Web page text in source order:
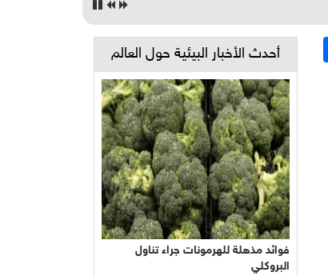
أحدث الأخبار البيئية حول العالم
فوائد مذهلة للهرمونات جراء تناول
البروكلي